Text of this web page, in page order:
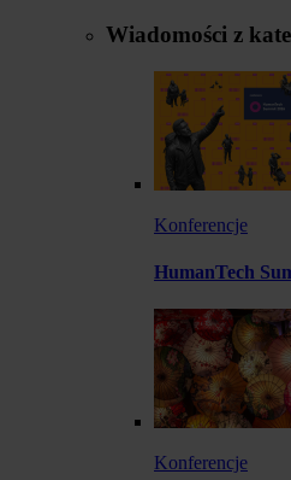
Wiadomości z
Konferencje
HumanTech
Konferencje